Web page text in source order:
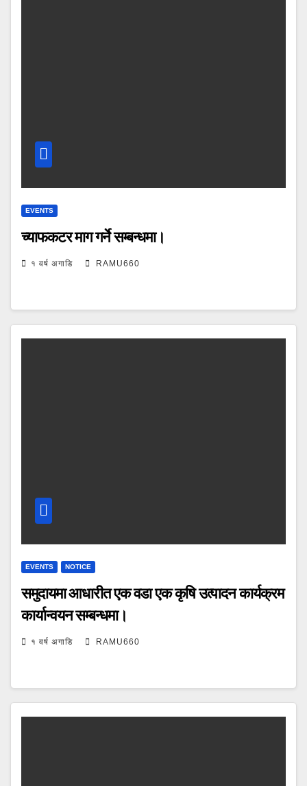
EVENTS
च्याफकटर माग गर्ने सम्बन्धमा।
१ वर्ष अगाडि RAMU660
EVENTS NOTICE
समुदायमा आधारीत एक वडा एक कृषि उत्पादन कार्यक्रम
कार्यान्वयन सम्बन्धमा।
१ वर्ष अगाडि RAMU660